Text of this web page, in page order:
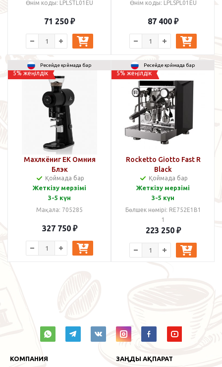
Өнім коды: LPLSTL01EU
71 250 ₽
Өнім коды: LPLSPL01EU
87 400 ₽
Ресейде қоймада бар
5% жеңілдік
Махлкёниг EK Омния
Блэк
Қоймада бар
Жеткізу мерзімі
3-5 күн
Мақала: 705285
327 750 ₽
Ресейде қоймада бар
5% жеңілдік
Rocketto Giotto Fast R
Black
Қоймада бар
Жеткізу мерзімі
3-5 күн
Бөлшек нөмірі: RE752E1B1
1
223 250 ₽
КОМПАНИЯ ЗАҢДЫ АҚПАРАТ